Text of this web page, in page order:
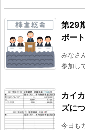
第29
ポート
みなさ
参加し
カイ
ズに
今日も